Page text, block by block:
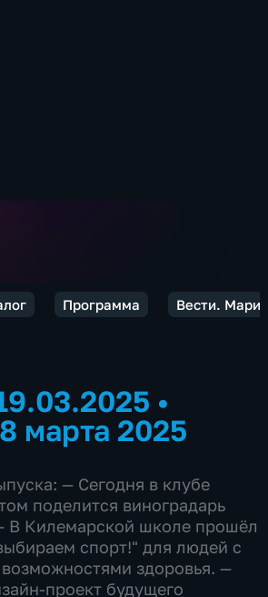
Программа Вести.
•
марта 2025
— Сегодня в клубе
поделится виноградарь
В Килемарской школе прошёл
спорт!" для людей с
здоровья. —
проект будущего